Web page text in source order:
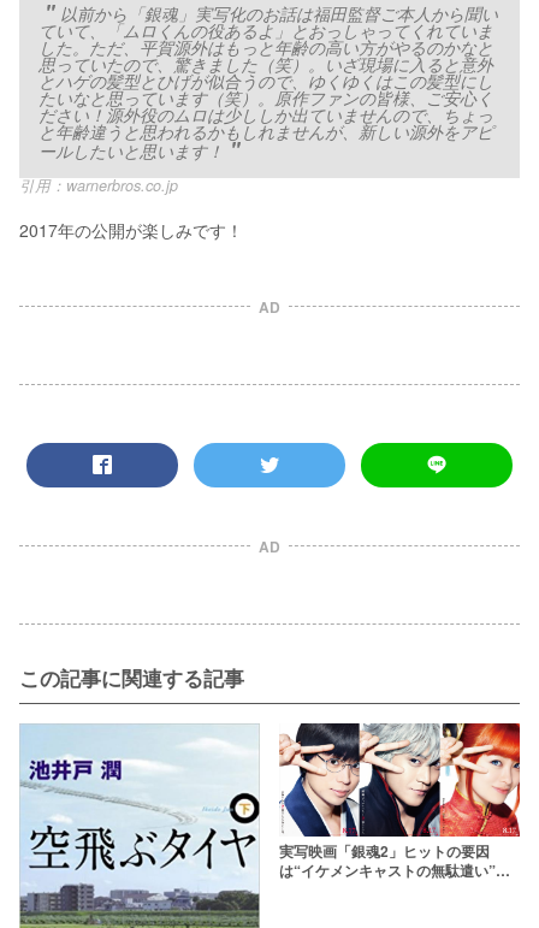
以前から「銀魂」実写化のお話は福田監督ご本人から聞い
ていて、「ムロくんの役あるよ」とおっしゃってくれていま
した。ただ、平賀源外はもっと年齢の高い方がやるのかなと
思っていたので、驚きました（笑）。いざ現場に入ると意外
とハゲの髪型とひげが似合うので、ゆくゆくはこの髪型にし
たいなと思っています（笑）。原作ファンの皆様、ご安心く
ださい！源外役のムロは少ししか出ていませんので、ちょっ
と年齢違うと思われるかもしれませんが、新しい源外をアピ
ールしたいと思います！
引用：warnerbros.co.jp
2017年の公開が楽しみです！
AD
AD
この記事に関連する記事
実写映画「銀魂2」ヒットの要因
は“イケメンキャストの無駄遣い”！